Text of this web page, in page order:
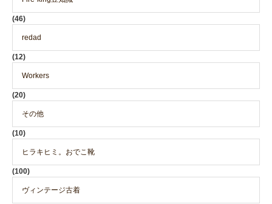
(46)
redad
(12)
Workers
(20)
その他
(10)
ヒラキヒミ。おでこ靴
(100)
ヴィンテージ古着